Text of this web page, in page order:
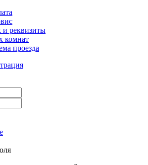
и реквизиты
комнат
проезда